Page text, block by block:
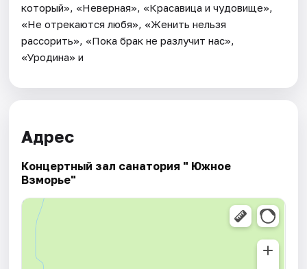
который», «Неверная», «Красавица и чудовище»,
«Не отрекаются любя», «Женить нельзя
рассорить», «Пока брак не разлучит нас»,
«Уродина» и
Адрес
Концертный зал санатория " Южное
Взморье"